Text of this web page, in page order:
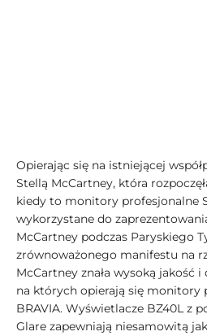
Opierając się na istniejącej
Stellą McCartney, która
kiedy to monitory profesjonalne
wykorzystane do
McCartney podczas Paryskiego
zrównoważonego manifestu na
McCartney znała wysoką jakość
na których opierają się monitory
BRAVIA. Wyświetlacze BZ40L z
Glare zapewniają niesamowitą